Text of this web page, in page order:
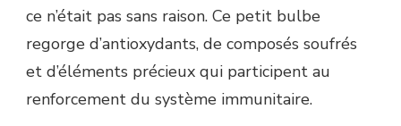
ce n’était pas sans raison. Ce petit bulbe
regorge d’antioxydants, de composés soufrés
et d’éléments précieux qui participent au
renforcement du système immunitaire.